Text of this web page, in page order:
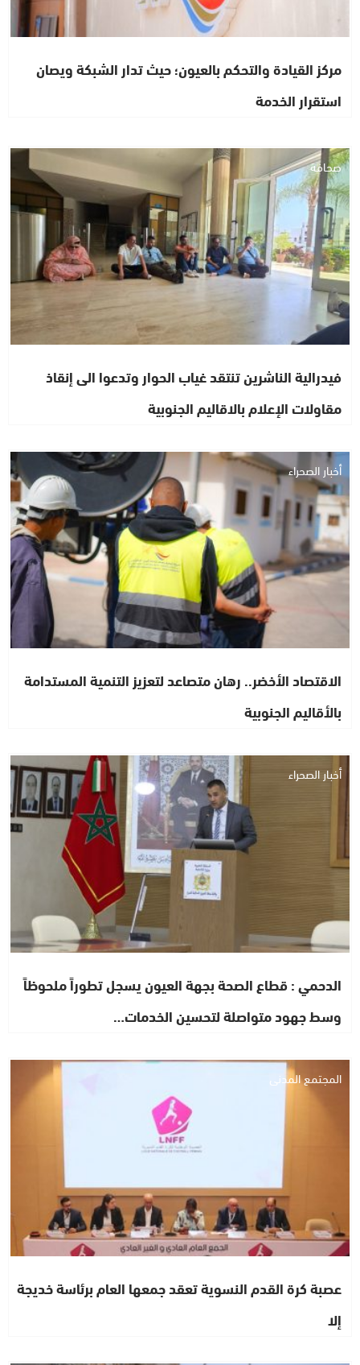
مركز القيادة والتحكم بالعيون؛ حيث تدار الشبكة ويصان
استقرار الخدمة
صحافة
فيدرالية الناشرين تنتقد غياب الحوار وتدعوا الى إنقاذ
مقاولات الإعلام بالاقاليم الجنوبية
أخبار الصحراء
الاقتصاد الأخضر.. رهان متصاعد لتعزيز التنمية المستدامة
بالأقاليم الجنوبية
أخبار الصحراء
الدحمي : قطاع الصحة بجهة العيون يسجل تطوراً ملحوظاً
وسط جهود متواصلة لتحسين الخدمات…
المجتمع المدني
عصبة كرة القدم النسوية تعقد جمعها العام برئاسة خديجة
إلا